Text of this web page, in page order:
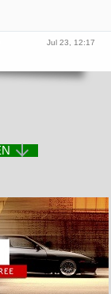
Jul 23, 12:17